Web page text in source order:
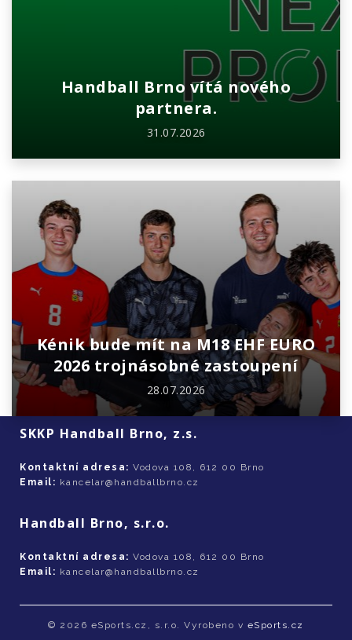
Handball Brno vítá nového
partnera.
31.07.2026
Kénik bude mít na M18 EHF EURO
2026 trojnásobné zastoupení
28.07.2026
SKKP Handball Brno, z.s.
Kontaktní adresa: Vodova 108, 612 00 Brno
Email: kancelar@handballbrno.cz
Handball Brno, s.r.o.
Kontaktní adresa: Vodova 108, 612 00 Brno
Email: kancelar@handballbrno.cz
© 2026 eSports.cz, s.r.o. Vyrobeno v eSports.cz